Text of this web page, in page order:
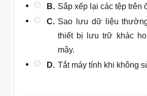
B. Sắp xếp lại các tệp trên
C. Sao lưu dữ liệu
thiết bị lưu trữ khác
mây.
D. Tắt máy tính khi không